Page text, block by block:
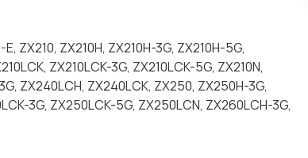
ZX210, ZX210H, ZX210H-3G, ZX210H-5G,
ZX210LCK-3G, ZX210LCK-5G, ZX210N,
ZX240LCH, ZX240LCK, ZX250, ZX250H-3G,
3G, ZX250LCK-5G, ZX250LCN, ZX260LCH-3G,